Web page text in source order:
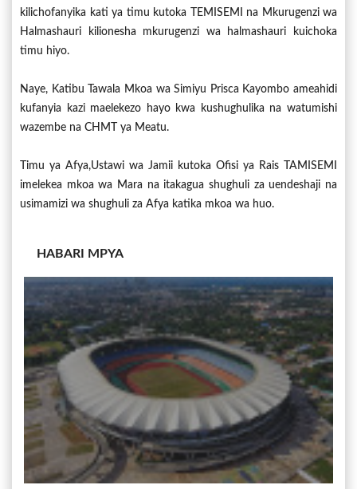
kilichofanyika kati ya timu kutoka TEMISEMI na Mkurugenzi wa
Halmashauri kilionesha mkurugenzi wa halmashauri kuichoka
timu hiyo.
Naye, Katibu Tawala Mkoa wa Simiyu Prisca Kayombo ameahidi
kufanyia kazi maelekezo hayo kwa kushughulika na watumishi
wazembe na CHMT ya Meatu.
Timu ya Afya,Ustawi wa Jamii kutoka Ofisi ya Rais TAMISEMI
imelekea mkoa wa Mara na itakagua shughuli za uendeshaji na
usimamizi wa shughuli za Afya katika mkoa wa huo.
HABARI MPYA